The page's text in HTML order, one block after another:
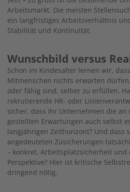
Arbeitsmarkt. Die meisten
ein langfristiges Arbeitsverhältnis
Stabilität und Kontinuität.
Wunschbild versus
Schon im Kindesalter lernen wir,
Mitmenschen nichts erwarten
oder fähig sind, selber zu erfüllen.
rekrutierende HR- oder
sicher, dass ihr Unternehmen die
gestellten Erwartungen auch selbst
langjährigen Zeithorizont? Und dass
angedeuteten Zusicherungen
– konkret, Arbeitsplatzsicherheit und
Perspektive? Hier ist kritische
dringend nötig.